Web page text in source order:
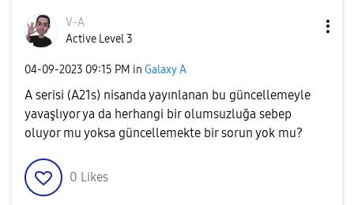
V-A
Active Level 3
‎04-09-2023 09:15 PM in Galaxy A
A serisi (A21s) nisanda yayınlanan bu güncellemeyle
yavaşlıyor ya da herhangi bir olumsuzluğa sebep
oluyor mu yoksa güncellemekte bir sorun yok mu?
0 Likes